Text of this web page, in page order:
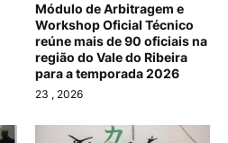
Módulo de Arbitragem e
Workshop Oficial Técnico
reúne mais de 90 oficiais na
região do Vale do Ribeira
para a temporada 2026
23 , 2026